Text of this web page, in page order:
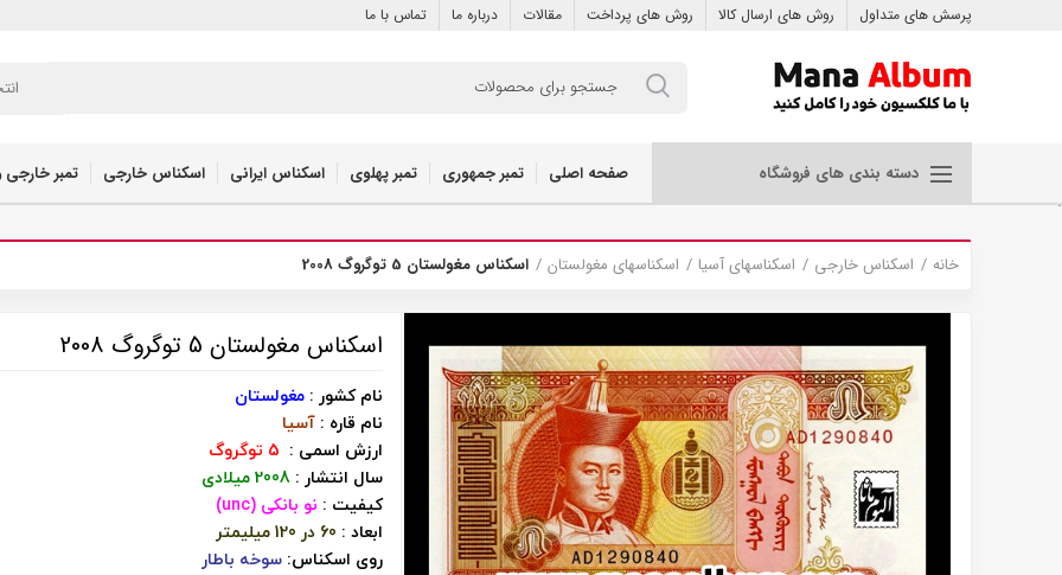
پرسش های متداول روش های ارسال کالا روش های پرداخت مقالات درباره ما تماس با ما
دسته بندی های فروشگاه صفحه اصلی تمبر جمهوری تمبر پهلوی اسکناس ایرانی اسکناس خارجی تمبر خارجی
.
خانه اسکناس خارجی اسکناسهای آسیا اسکناسهای مغولستان اسکناس مغولستان 5 توگروگ 2008
اسکناس مغولستان 5 توگروگ 2008
نام کشور : مغولستان
نام قاره : آسیا
ارزش اسمی :
سال انتشار : 2008 میلادی
کیفیت : نو بانکی (unc)
ابعاد : 60 در 120 میلیمتر
روی اسکناس: سوخه باطار